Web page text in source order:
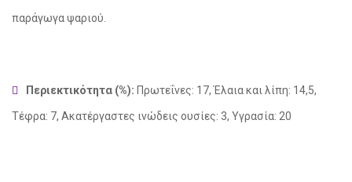
παράγωγα ψαριού.
Περιεκτικότητα (%): Πρωτεΐνες: 17, Έλαια και λίπη: 14,5,
Τέφρα: 7, Ακατέργαστες ινώδεις ουσίες: 3, Υγρασία: 20